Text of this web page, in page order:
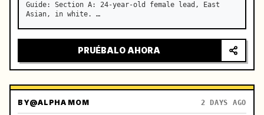
Guide: Section A: 24-year-old female lead, East
Asian, in white. …
PRUÉBALO AHORA
BY@ALPHA MOM 2 DAYS AGO